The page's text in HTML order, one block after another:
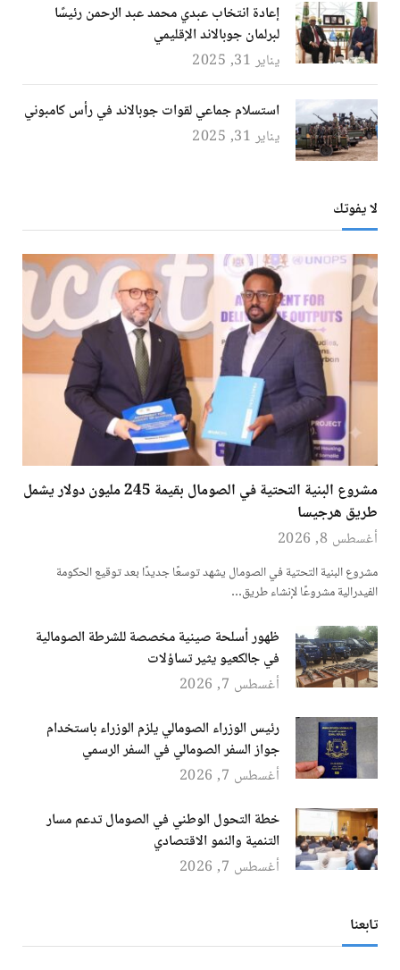
إعادة انتخاب عبدي محمد عبد الرحمن رئيسًا
لبرلمان جوبالاند الإقليمي
يناير 31, 2025
استسلام جماعي لقوات جوبالاند في رأس كامبوني
يناير 31, 2025
لا يفوتك
مشروع البنية التحتية في الصومال بقيمة 245 مليون دولار يشمل
طريق هرجيسا
أغسطس 8, 2026
مشروع البنية التحتية في الصومال يشهد توسعًا جديدًا بعد توقيع الحكومة
الفيدرالية مشروعًا لإنشاء طريق…
ظهور أسلحة صينية مخصصة للشرطة الصومالية
في جالكعيو يثير تساؤلات
أغسطس 7, 2026
رئيس الوزراء الصومالي يلزم الوزراء باستخدام
جواز السفر الصومالي في السفر الرسمي
أغسطس 7, 2026
خطة التحول الوطني في الصومال تدعم مسار
التنمية والنمو الاقتصادي
أغسطس 7, 2026
تابعنا